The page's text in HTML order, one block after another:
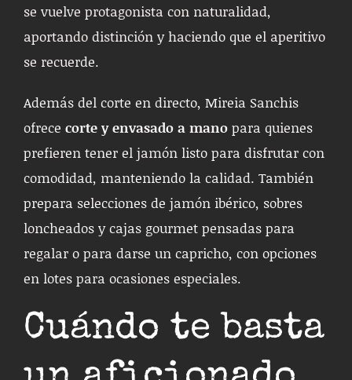
se vuelve protagonista con naturalidad,
aportando distinción y haciendo que el aperitivo
se recuerde.
Además del corte en directo, Mireia Sanchis
ofrece corte y envasado a mano para quienes
prefieren tener el jamón listo para disfrutar con
comodidad, manteniendo la calidad. También
prepara selecciones de jamón ibérico, sobres
loncheados y cajas gourmet pensadas para
regalar o para darse un capricho, con opciones
en lotes para ocasiones especiales.
Cuándo te basta